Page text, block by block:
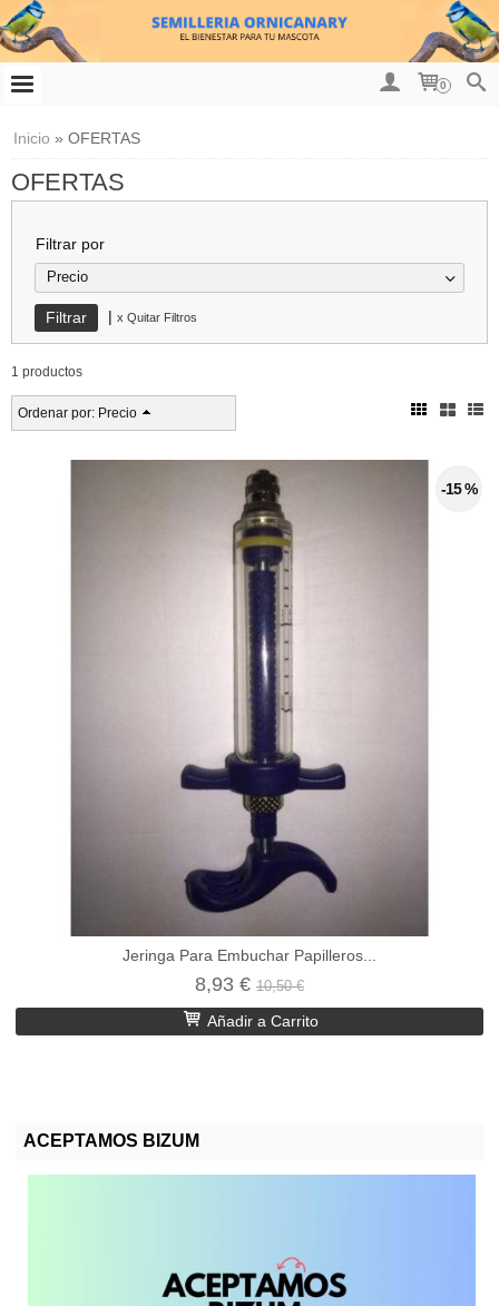
0
ACEPTAMOS BIZUM
Inicio » OFERTAS
OFERTAS
Filtrar por
Precio
| x Quitar Filtros
1 productos
Ordenar por: Precio
-15 %
Jeringa Para Embuchar Papilleros...
8,93 € 10,50 €
Añadir a Carrito